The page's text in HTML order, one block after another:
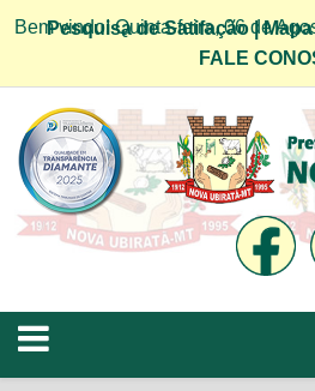
Bem vindo! Quinta-feira, 06 de
Pesquisa de Satifação|
FALE